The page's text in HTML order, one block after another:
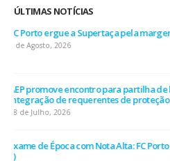
ÚLTIMAS NOTÍCIAS
AEP desafia empresas na
do tecido empresarial em
O Fator Humano na Era
Força do QSP Summit 2026
7 de Julho, 2026
Leça FC vence Campeonato